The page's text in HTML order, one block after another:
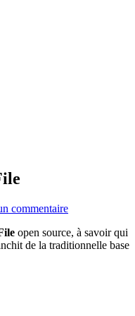
commentaire
open source, à savoir qui
de la traditionnelle base